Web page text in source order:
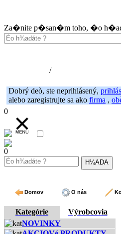
Za�nite p�san�m toho, �o
/
Dobrý deò, ste neprihlásený,
alebo zaregistrujte sa ako firma ,
0
0
Domov O nás
Kategórie
Výrobcovia
NOVINKY